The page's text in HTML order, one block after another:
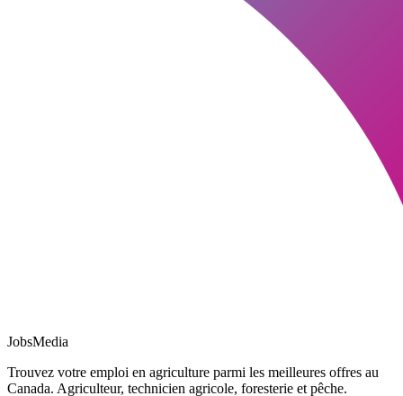
JobsMedia
Trouvez votre emploi en agriculture parmi les meilleures offres au
Canada. Agriculteur, technicien agricole, foresterie et pêche.